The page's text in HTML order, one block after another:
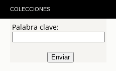
COLECCIONES
Palabra clave: